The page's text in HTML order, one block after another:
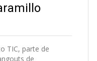
TIC, parte de
de